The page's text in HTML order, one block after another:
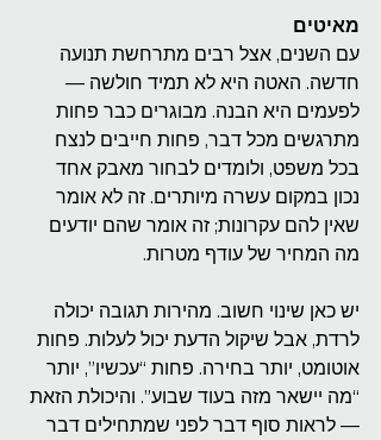
מאיטים
עם השנים, אצל רבים מתרחשת תנועה
חדשה. האטה היא לא תמיד חולשה —
לפעמים היא הבנה. מבוגרים כבר פחות
מתרגשים מכל דבר, פחות חייבים לנצח
בכל משפט, ולומדים לבחור מאבק אחד
נכון במקום עשרה מיותרים. זה לא אומר
שאין להם עקרונות; זה אומר שהם יודעים
מה המחיר של עודף מטרות.
יש כאן שינוי חשוב. מהירות תגובה יכולה
לרדת, אבל שיקול הדעת יכול לעלות. פחות
אוטומט, יותר בחירה. פחות “עכשיו”, יותר
“מה יישאר מזה בעוד שבוע”. והיכולת הזאת
— לראות סוף דבר לפני שמתחילים דבר